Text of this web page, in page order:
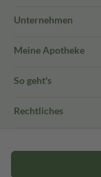
Unternehmen
Meine Apotheke
So geht's
Rechtliches